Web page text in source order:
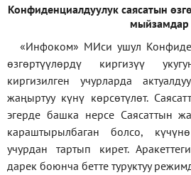
Конфиденциалдуулук саясатын
мыйзамдар
«Инфоком» МИси ушул
өзгөртүүлөрдү киргизүү
киргизилген учурларда
жаңыртуу күнү көрсөтүлөт.
эгерде башка нерсе Саясаттын
караштырылбаган болсо,
учурдан тартып кирет.
дарек боюнча бетте туруктуу